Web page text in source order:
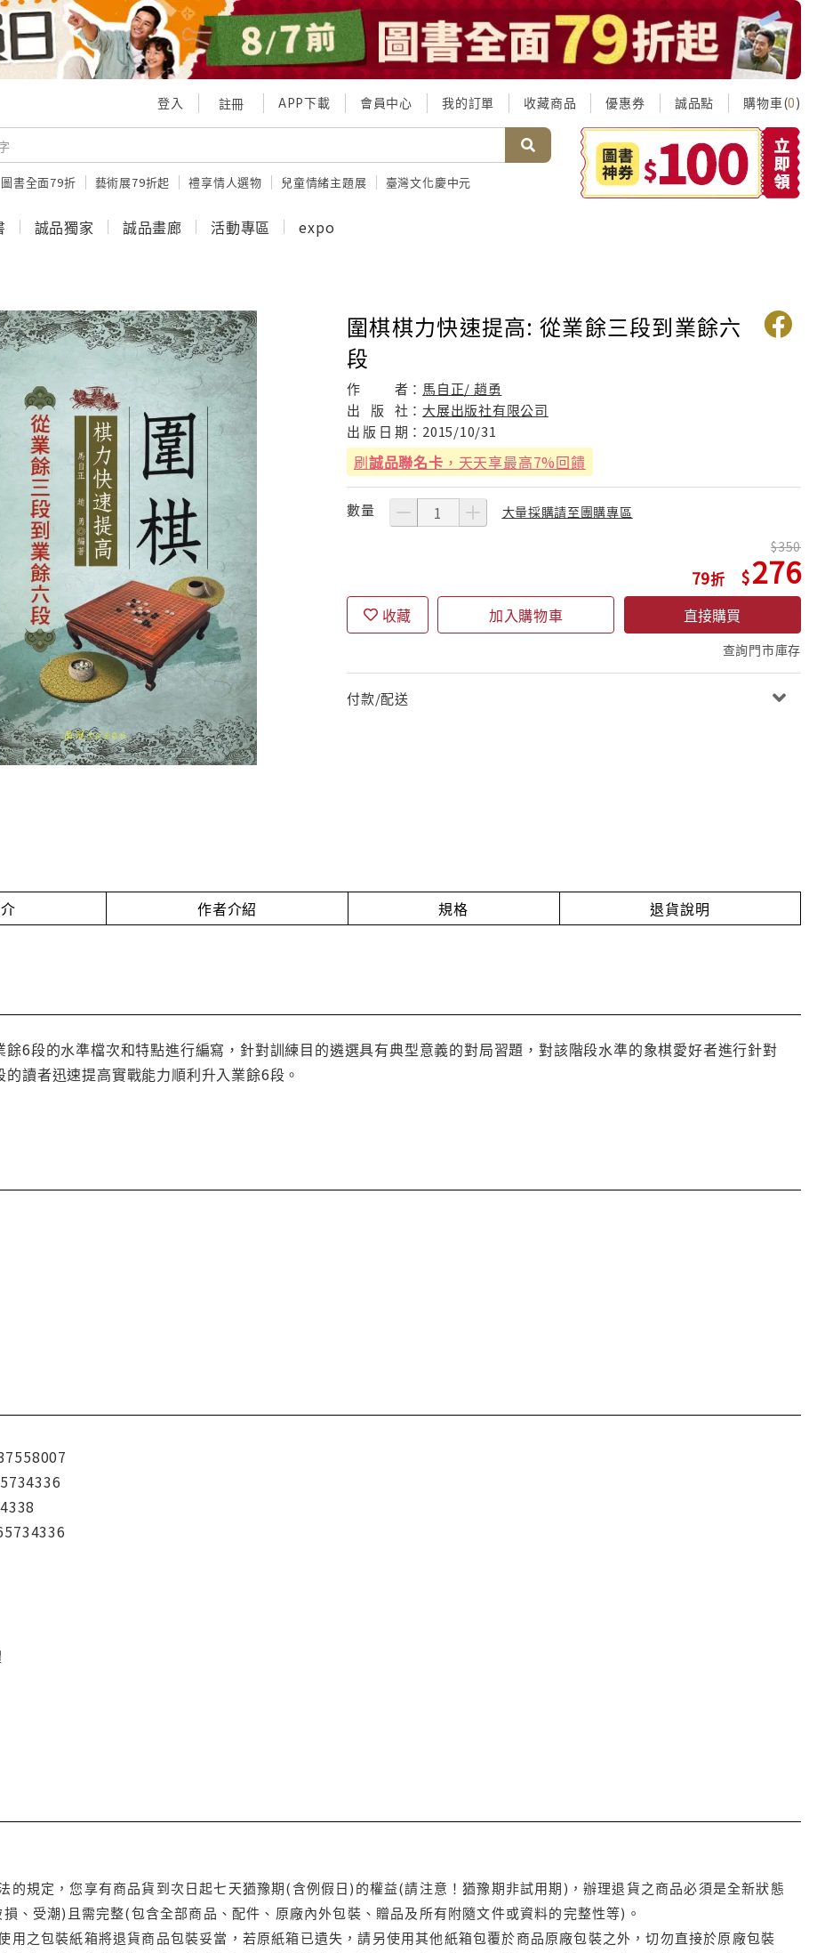
登入 註冊 APP下載 會員中心 我的訂單 收藏商品 優惠券 誠品點 購物車(0)
圖書全面79折 藝術展79折起 禮享情人選物 兒童情緒主題展 臺灣文化慶中元
誠品獨家 誠品畫廊 活動專區 expo
圍棋棋力快速提高: 從業餘三段到業餘六
段
作 者： 馬自正/ 趙勇
出
版 社： 大展出版社有限公司
出 版 日 期： 2015/10/31
刷誠品聯名卡 ，天天享最高7%回饋
數量 大量採購請至團購專區
79
350
276
收藏 加入購物車 直接購買
查詢門市庫存
付款/配送
作者介紹 規格 退貨說明
餘6段的水準檔次和特點進行編寫，針對訓練目的遴選具有典型意義的對局習題，對該階段水準的象棋愛好者進行針對
讀者迅速提高實戰能力順利升入業餘6段。
的規定，您享有商品貨到次日起七天猶豫期(含例假日)的權益(請注意！猶豫期非試用期)，辦理退貨之商品必須是全新狀態
、受潮)且需完整(包含全部商品、配件、原廠內外包裝、贈品及所有附隨文件或資料的完整性等)。
用之包裝紙箱將退貨商品包裝妥當，若原紙箱已遺失，請另使用其他紙箱包覆於商品原廠包裝之外，切勿直接於原廠包裝